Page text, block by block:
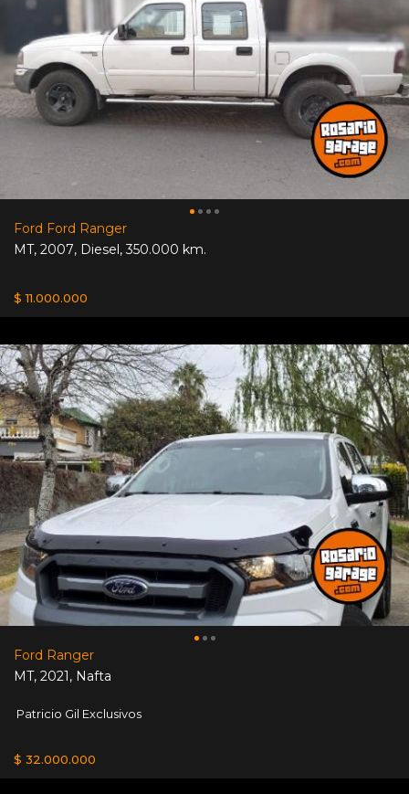
Ford Ford Ranger
MT, 2007, Diesel,350.000 km.
$ 11.000.000
Ford Ranger
MT, 2021, Nafta
Patricio Gil Exclusivos
$ 32.000.000